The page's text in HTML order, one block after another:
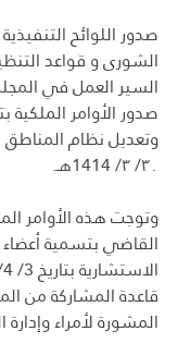
صدور اللوائح
الشورى و قواعد
السير العمل في
صدور الأوامر الملكية
وتعديل نظام
۳۰/ ۳/ 1414هـ.
وتوجت هذه الأوامر
القاضي بتسمية
قاعدة المشاركة من
المشورة لأمراء